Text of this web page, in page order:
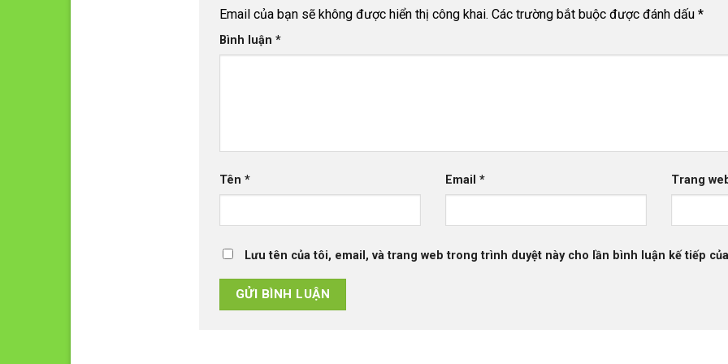
Email của bạn sẽ không được hiển thị công khai. Các trường bắt buộc được đánh dấu*
Bình luận*
Tên* Email* Trang
Lưu tên của tôi, email, và trang web trong trình duyệt này cho lần bình luận kế tiếp